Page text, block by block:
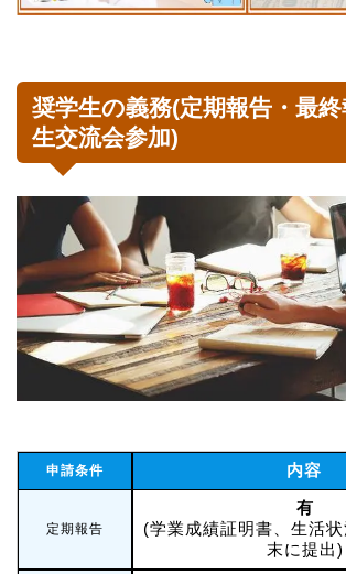
奨学生の義務(定期報告・最
生交流会参加)
申請条件 内容
定期報告
有
(学業成績証明書、生活
末に提出)